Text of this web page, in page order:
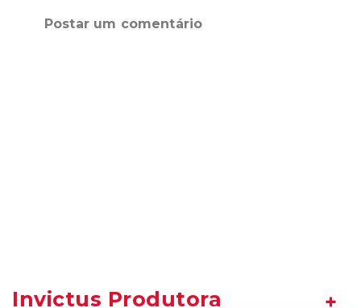
Postar um comentário
Invictus Produtora